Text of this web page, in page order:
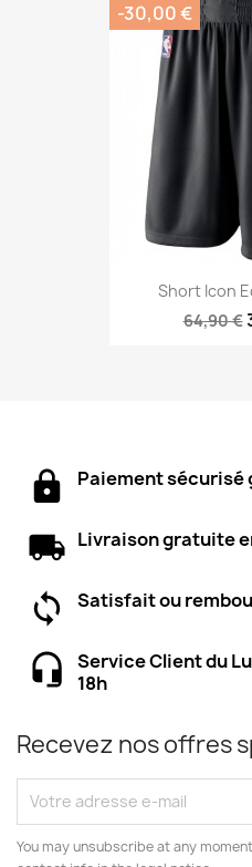
Short Icon
64,90 €
-30,00 €
Paiement sécurisé
Livraison gratuite
Satisfait ou
Service Client du
18h
Recevez nos offres
You may unsubscribe at any